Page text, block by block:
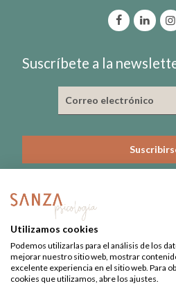
Suscríbete a la
Nº de Colegiado: 3815-CL
Nº Registro Sanitario: 09-C22-
Utilizamos cookies
Podemos utilizarlas para el análisis de los
mejorar nuestro sitio web, mostrar
excelente experiencia en el sitio web. Para
cookies que utilizamos, abre los ajustes.